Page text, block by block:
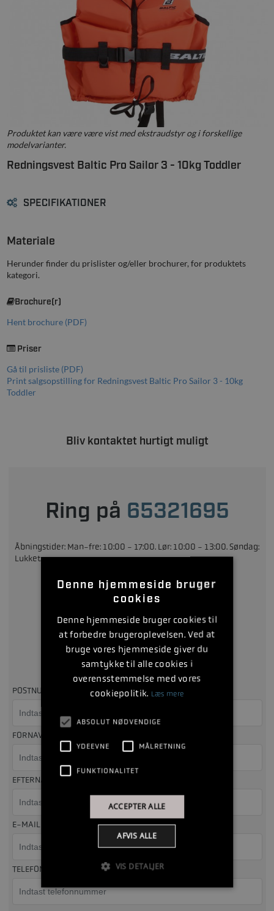
Produktet kan være være vist med ekstraudstyr og i forskellige
modelvarianter.
Redningsvest Baltic Pro Sailor 3 - 10kg Toddler
SPECIFIKATIONER
Materiale
Herunder finder du prislister og/eller brochurer, for produktets
kategori.
Brochure(r)
Hent brochure (PDF)
Priser
Gå til prisliste (PDF)
Print salgsopstilling for Redningsvest Baltic Pro Sailor 3 - 10kg
Toddler
Bliv kontaktet hurtigt muligt
Ring på 65321695
Åbningstider: Man-fre: 10:00 - 17:00. Lør: 10:00 - 13:00. Søndag:
Lukket.
eller
Udfyld formularen
Så kontakter vi dig, så hurtigt som muligt
POSTNUMMER
FORNAVN
EFTERNAVN
E-MAIL ADRESSE
TELEFONNUMMER
Denne hjemmeside bruger
cookies
Denne hjemmeside bruger cookies til
at forbedre brugeroplevelsen. Ved at
bruge vores hjemmeside giver du
samtykke til alle cookies i
overensstemmelse med vores
cookiepolitik. Læs mere
ABSOLUT NØDVENDIGE
YDEEVNE MÅLRETNING
FUNKTIONALITET
ACCEPTER ALLE
AFVIS ALLE
VIS DETALJER